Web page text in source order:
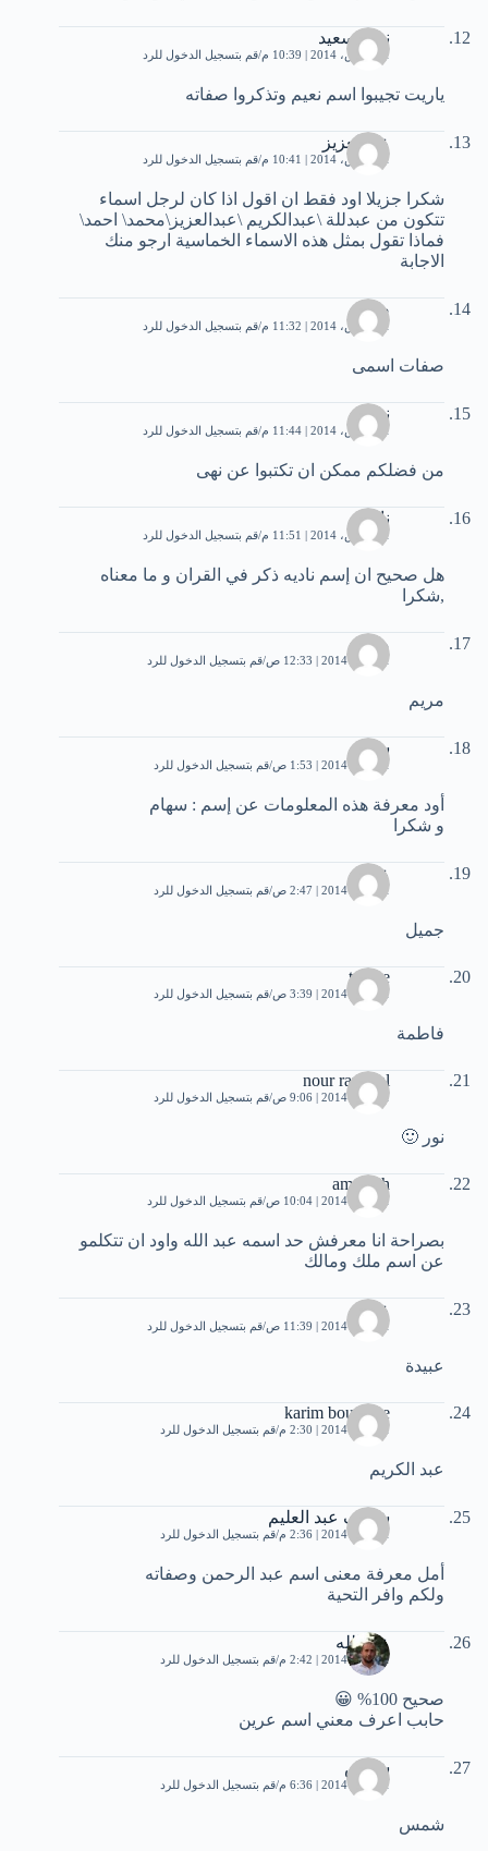
نعيم سعيد
31 مارس، 2014 | 10:39 م قم بتسجيل الدخول للرد
ياريت تجيبوا اسم نعيم وتذكروا صفاته
عبدالعزيز
31 مارس، 2014 | 10:41 م قم بتسجيل الدخول للرد
شكرا جزيلا اود فقط ان اقول اذا كان لرجل اسماء
تتكون من عبدللة \عبدالكريم \عبدالعزيز\محمد\ احمد\
فماذا تقول بمثل هذه الاسماء الخماسية ارجو منك
الاجابة
صباح
31 مارس، 2014 | 11:32 م قم بتسجيل الدخول للرد
صفات اسمى
نهى
31 مارس، 2014 | 11:44 م قم بتسجيل الدخول للرد
من فضلكم ممكن ان تكتبوا عن نهى
نادية
31 مارس، 2014 | 11:51 م قم بتسجيل الدخول للرد
هل صحيح ان إسم ناديه ذكر في القران و ما معناه
,شكرا
محمد
1 أبريل، 2014 | 12:33 ص قم بتسجيل الدخول للرد
مريم
سهام
1 أبريل، 2014 | 1:53 ص قم بتسجيل الدخول للرد
أود معرفة هذه المعلومات عن إسم : سهام
و شكرا
عاصم
1 أبريل، 2014 | 2:47 ص قم بتسجيل الدخول للرد
جميل
tomee
1 أبريل، 2014 | 3:39 ص قم بتسجيل الدخول للرد
فاطمة
nour rammal
1 أبريل، 2014 | 9:06 ص قم بتسجيل الدخول للرد
نور 🙂
amtallah
1 أبريل، 2014 | 10:04 ص قم بتسجيل الدخول للرد
بصراحة انا معرفش حد اسمه عبد الله واود ان تتكلمو
عن اسم ملك ومالك
عبيدة
1 أبريل، 2014 | 11:39 ص قم بتسجيل الدخول للرد
عبيدة
karim bouskine
1 أبريل، 2014 | 2:30 م قم بتسجيل الدخول للرد
عبد الكريم
شريف عبد العليم
1 أبريل، 2014 | 2:36 م قم بتسجيل الدخول للرد
أمل معرفة معنى اسم عبد الرحمن وصفاته
ولكم وافر التحية
عبد الله
1 أبريل، 2014 | 2:42 م قم بتسجيل الدخول للرد
صحيح 100% 😀
حابب اعرف معني اسم عرين
شمس
1 أبريل، 2014 | 6:36 م قم بتسجيل الدخول للرد
شمس